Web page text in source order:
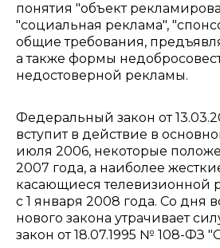
понятия "объект
"социальная реклама",
общие требования,
а также формы
недостоверной рекламы.
Федеральный закон от
вступит в действие в
июля 2006, некоторые
2007 года, а наиболее
касающиеся телевизионной
с 1 января 2008 года. Со дня
нового закона утрачивает
закон от 18.07.1995 № 108-ФЗ